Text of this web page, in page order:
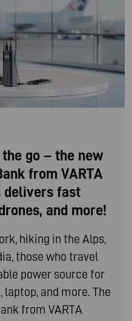
go – the new
from VARTA
delivers fast
and more!
hiking in the Alps,
those who travel
power source for
and more. The
from VARTA